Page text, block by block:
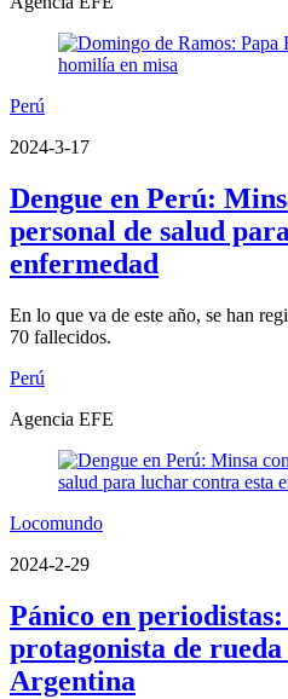
Perú
2024-3-17
Dengue en Perú:
personal de salud
enfermedad
En lo que va de este año, se han
70 fallecidos.
Perú
Agencia EFE
Locomundo
2024-2-29
Pánico en
protagonista de rueda
Argentina